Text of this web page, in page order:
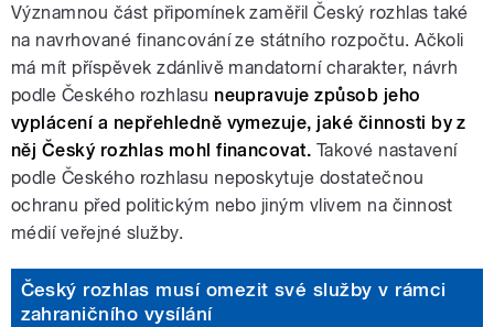
Významnou část připomínek zaměřil Český rozhlas také
na navrhované financování ze státního rozpočtu. Ačkoli
má mít příspěvek zdánlivě mandatorní charakter, návrh
podle Českého rozhlasu neupravuje způsob jeho
vyplácení a nepřehledně vymezuje, jaké činnosti by z
něj Český rozhlas mohl financovat. Takové nastavení
podle Českého rozhlasu neposkytuje dostatečnou
ochranu před politickým nebo jiným vlivem na činnost
médií veřejné služby.
Český rozhlas musí omezit své služby v rámci
zahraničního vysílání